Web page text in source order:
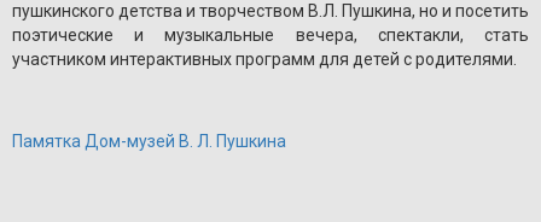
пушкинского детства и творчеством В.Л. Пушкина, но и посетить
поэтические и музыкальные вечера, спектакли, стать
участником интерактивных программ для детей с родителями.
Памятка Дом-музей В. Л. Пушкина